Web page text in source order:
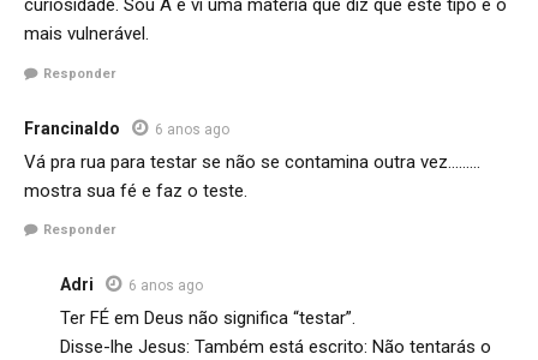
curiosidade. Sou A e vi uma matéria que diz que este tipo é o
mais vulnerável.
Responder
Francinaldo 6 anos ago
Vá pra rua para testar se não se contamina outra vez………
mostra sua fé e faz o teste.
Responder
Adri 6 anos ago
Ter FÉ em Deus não significa “testar”.
Disse-lhe Jesus: Também está escrito: Não tentarás o